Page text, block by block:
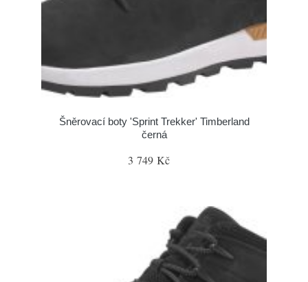
Šněrovací boty 'Sprint Trekker' Timberland
černá
3 749 Kč